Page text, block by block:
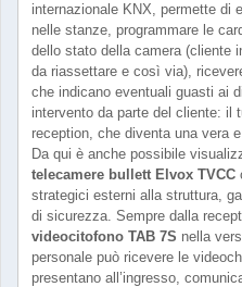
internazionale KNX, permette di
nelle stanze, programmare le
dello stato della camera (cliente
da riassettare e così via),
che indicano eventuali guasti ai
intervento da parte del cliente: il
reception, che diventa una vera
Da qui è anche possibile
telecamere bullett Elvox TVCC
strategici esterni alla struttura,
di sicurezza. Sempre dalla
videocitofono TAB 7S nella
personale può ricevere le
presentano all’ingresso,